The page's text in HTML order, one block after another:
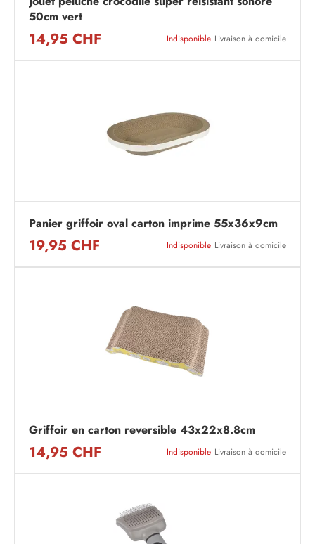
50cm vert
14,95 CHF Indisponible Livraison à domicile
Panier griffoir oval carton imprime 55x36x9cm
19,95 CHF Indisponible Livraison à domicile
Griffoir en carton reversible 43x22x8.8cm
14,95 CHF Indisponible Livraison à domicile